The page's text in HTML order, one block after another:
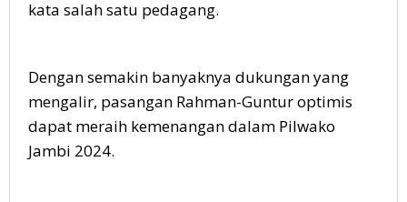
kata salah satu pedagang.
Dengan semakin banyaknya dukungan yang
mengalir, pasangan Rahman-Guntur optimis
dapat meraih kemenangan dalam Pilwako
Jambi 2024.